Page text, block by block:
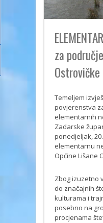
za
Ostrovičke
Temeljem
povjerenstva
elementarnih
Zadarske
ponedjeljak,
elementarnu
Općine Lišane
Zbog izuzetno
do značajnih
kulturama i
posebno na
procjenama